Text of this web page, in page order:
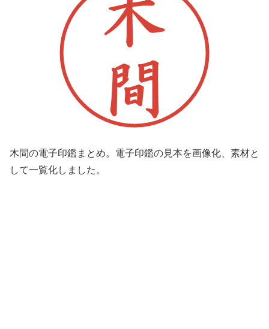
木間の電子印鑑まとめ。電子印鑑の見本を画像化、素材と
して一覧化しました。